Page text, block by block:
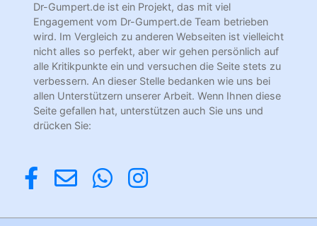
Dr-Gumpert.de ist ein Projekt, das mit viel
Engagement vom Dr-Gumpert.de Team betrieben
wird. Im Vergleich zu anderen Webseiten ist vielleicht
nicht alles so perfekt, aber wir gehen persönlich auf
alle Kritikpunkte ein und versuchen die Seite stets zu
verbessern. An dieser Stelle bedanken wie uns bei
allen Unterstützern unserer Arbeit. Wenn Ihnen diese
Seite gefallen hat, unterstützen auch Sie uns und
drücken Sie: